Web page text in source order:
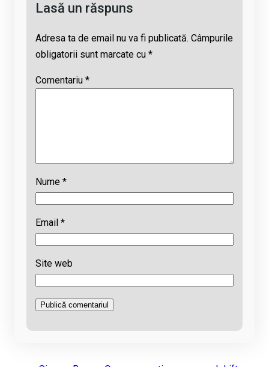
Lasă un răspuns
Adresa ta de email nu va fi publicată. Câmpurile
obligatorii sunt marcate cu *
Comentariu *
Nume *
Email *
Site web